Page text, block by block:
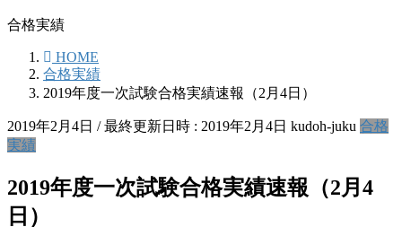
合格実績
HOME
合格実績
2019年度一次試験合格実績速報（2月4日）
2019年2月4日 / 最終更新日時 : 2019年2月4日 kudoh-juku 合格
実績
2019年度一次試験合格実績速報（2月4
日）